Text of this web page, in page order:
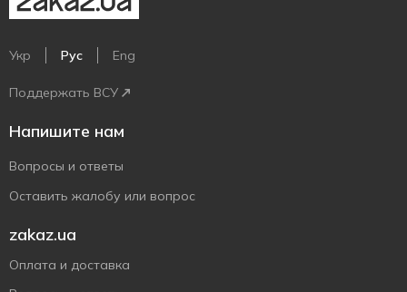
Укр Рус Eng
Поддержать ВСУ
Напишите нам
Вопросы и ответы
Оставить жалобу или вопрос
zakaz.ua
Оплата и доставка